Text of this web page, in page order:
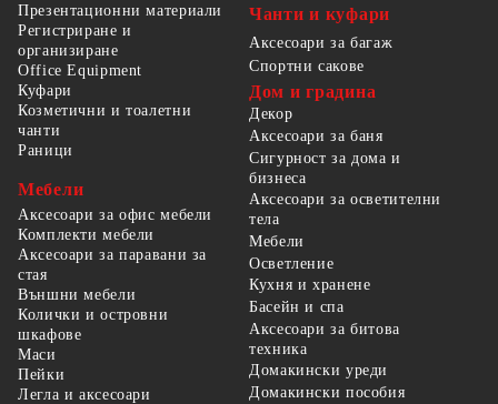
Презентационни материали
Регистриране и
организиране
Office Equipment
Чанти и куфари
Аксесоари за багаж
Спортни сакове
Куфари
Козметични и тоалетни
чанти
Раници
Мебели
Аксесоари за офис мебели
Комплекти мебели
Аксесоари за паравани за
стая
Външни мебели
Колички и островни
шкафове
Маси
Пейки
Легла и аксесоари
Дом и градина
Декор
Аксесоари за баня
Сигурност за дома и
бизнеса
Аксесоари за осветителни
тела
Мебели
Осветление
Кухня и хранене
Басейн и спа
Аксесоари за битова
техника
Домакински уреди
Домакински пособия